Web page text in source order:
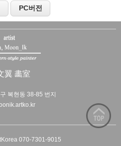
翼 畵室
복현동 38-85 번지
070-7301-9015